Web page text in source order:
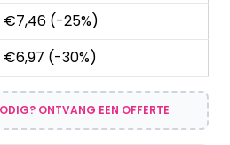
€7,46 (-25%)
€6,97 (-30%)
ONTVANG EEN OFFERTE